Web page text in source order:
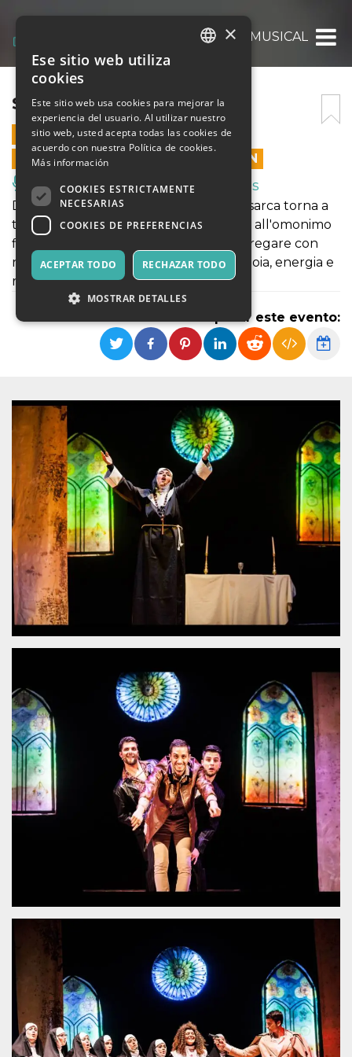
SISTER ACT – IL MUSICAL
SISTER ACT – IL MUSICAL
5 ABRIL 2025 - 20:45
LAS VENTAS EN LÍNEA TERMINARON
Música, Eventos en Vivo, Clubes
Dopo il grande successo del 2019 la Bisarca torna a
teatro con Sister Act, Il musical ispirato all'omonimo
film. Preparatevi a cantare, ballare e pregare con
noi.. sarete travolti da una ventata di gioia, energia e
ritmo travolgente!
Compartir este evento:
SPANISH
×
Ese sitio web utiliza
cookies
Este sitio web usa cookies para mejorar la
experiencia del usuario. Al utilizar nuestro
sitio web, usted acepta todas las cookies de
acuerdo con nuestra Política de cookies.
Más información
COOKIES ESTRICTAMENTE
NECESARIAS
COOKIES DE PREFERENCIAS
ACEPTAR TODO RECHAZAR TODO
MOSTRAR DETALLES
Cookies estrictamente necesarias
Las cookies estrictamente necesarias permiten
la funcionalidad principal del sitio web, como
el inicio de sesión de usuario y la gestión de
cuentas. El sitio web no se puede utilizar
correctamente sin las cookies estrictamente
necesarias.
Nombre
Proveedor /
Dominio
Descripción
cf_clearance
Cloudflare,
Inc.
.oooh.events
Esta cookie es
utilizada por el
servicio
identificar el
tráfico web de
confianza y
anular cualquier
restricción de
seguridad
basada en la
dirección IP del
esencial para
apoyar las
funciones de
seguridad de un
sitio web y
proporcionar
protección
contra visitantes
maliciosos.
wordpress_test_cookie
Automattic
Inc.
.oooh.events
Sesión
Se utiliza en
sitios creados
con Wordpress.
Comprueba si el
navegador tiene
habilitadas las
PHP.net
oooh.events
generada por
aplicaciones
general que se
utiliza para
mantener las
variables de
sesión del
usuario.
Normalmente es
un número
generado al